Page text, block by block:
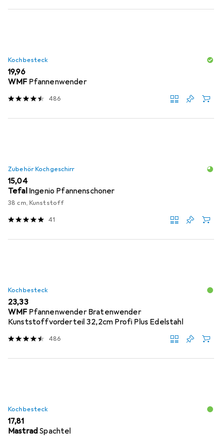
Kochbesteck
EUR
19,96
WMF Pfannenwender
486
Zubehör Kochgeschirr
EUR
15,04
Tefal Ingenio Pfannenschoner
38 cm, Kunststoff
41
Kochbesteck
EUR
23,33
WMF Pfannenwender Bratenwender
Kunststoffvorderteil 32,2cm Profi Plus Edelstahl
486
Kochbesteck
EUR
17,81
Mastrad Spachtel